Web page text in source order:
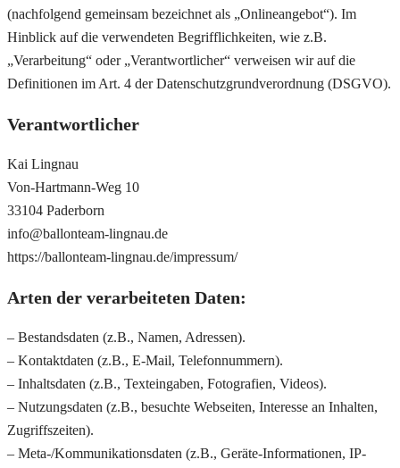
(nachfolgend gemeinsam bezeichnet als „Onlineangebot“). Im
Hinblick auf die verwendeten Begrifflichkeiten, wie z.B.
„Verarbeitung“ oder „Verantwortlicher“ verweisen wir auf die
Definitionen im Art. 4 der Datenschutzgrundverordnung (DSGVO).
Verantwortlicher
Kai Lingnau
Von-Hartmann-Weg 10
33104 Paderborn
info@ballonteam-lingnau.de
https://ballonteam-lingnau.de/impressum/
Arten der verarbeiteten Daten:
– Bestandsdaten (z.B., Namen, Adressen).
– Kontaktdaten (z.B., E-Mail, Telefonnummern).
– Inhaltsdaten (z.B., Texteingaben, Fotografien, Videos).
– Nutzungsdaten (z.B., besuchte Webseiten, Interesse an Inhalten,
Zugriffszeiten).
– Meta-/Kommunikationsdaten (z.B., Geräte-Informationen, IP-